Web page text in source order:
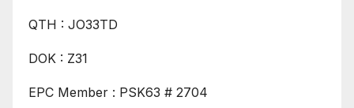
QTH : JO33TD
DOK : Z31
EPC Member : PSK63 # 2704